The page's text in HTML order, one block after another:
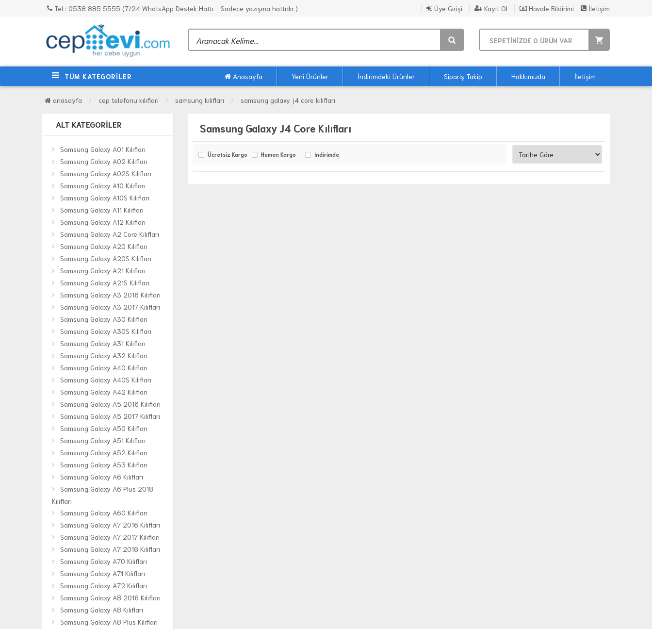
Tel : 0538 885 5555 (7/24 WhatsApp Destek Hattı - Sadece yazışma hattıdır.) Üye Girişi Kayıt Ol Havale Bildirimi İletişim
SEPETİNİZDE 0 ÜRÜN VAR
TÜM KATEGORİLER Anasayfa Yeni Ürünler İndirimdeki Ürünler Sipariş Takip Hakkımızda İletişim
anasayfa cep telefonu kılıfları samsung kılıfları samsung galaxy j4 core kılıfları
ALT KATEGORILER
Samsung Galaxy A01 Kılıfları
Samsung Galaxy A02 Kılıfları
Samsung Galaxy A02S Kılıfları
Samsung Galaxy A10 Kılıfları
Samsung Galaxy A10S Kılıfları
Samsung Galaxy A11 Kılıfları
Samsung Galaxy A12 Kılıfları
Samsung Galaxy A2 Core Kılıfları
Samsung Galaxy A20 Kılıfları
Samsung Galaxy A20S Kılıfları
Samsung Galaxy A21 Kılıfları
Samsung Galaxy A21S Kılıfları
Samsung Galaxy A3 2016 Kılıfları
Samsung Galaxy A3 2017 Kılıfları
Samsung Galaxy A30 Kılıfları
Samsung Galaxy A30S Kılıfları
Samsung Galaxy A31 Kılıfları
Samsung Galaxy A32 Kılıfları
Samsung Galaxy A40 Kılıfları
Samsung Galaxy A40S Kılıfları
Samsung Galaxy A42 Kılıfları
Samsung Galaxy A5 2016 Kılıfları
Samsung Galaxy A5 2017 Kılıfları
Samsung Galaxy A50 Kılıfları
Samsung Galaxy A51 Kılıfları
Samsung Galaxy A52 Kılıfları
Samsung Galaxy A53 Kılıfları
Samsung Galaxy A6 Kılıfları
Samsung Galaxy A6 Plus 2018
Kılıfları
Samsung Galaxy A60 Kılıfları
Samsung Galaxy A7 2016 Kılıfları
Samsung Galaxy A7 2017 Kılıfları
Samsung Galaxy A7 2018 Kılıfları
Samsung Galaxy A70 Kılıfları
Samsung Galaxy A71 Kılıfları
Samsung Galaxy A72 Kılıfları
Samsung Galaxy A8 2016 Kılıfları
Samsung Galaxy A8 Kılıfları
Samsung Galaxy A8 Plus Kılıfları
Samsung Galaxy J4 Core Kılıfları
Ücretsiz Kargo Hemen Kargo İndirimde